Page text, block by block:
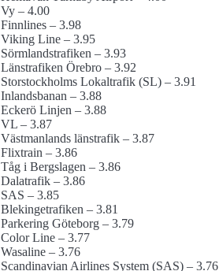
Vy – 4.00
Finnlines – 3.98
Viking Line – 3.95
Sörmlandstrafiken – 3.93
Länstrafiken Örebro – 3.92
Storstockholms Lokaltrafik (SL) – 3.91
Inlandsbanan – 3.88
Eckerö Linjen – 3.88
VL – 3.87
Västmanlands länstrafik – 3.87
Flixtrain – 3.86
Tåg i Bergslagen – 3.86
Dalatrafik – 3.86
SAS – 3.85
Blekingetrafiken – 3.81
Parkering Göteborg – 3.79
Color Line – 3.77
Wasaline – 3.76
Scandinavian Airlines System (SAS) – 3.76